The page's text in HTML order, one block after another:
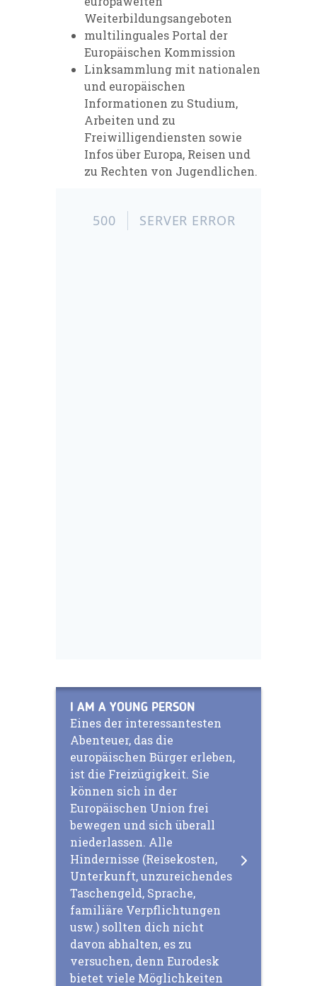
Weiterbildungsangeboten
multilinguales Portal der
Europäischen Kommission
Linksammlung mit nationalen
und europäischen
Informationen zu Studium,
Arbeiten und zu
Freiwilligendiensten sowie
Infos über Europa, Reisen und
zu Rechten von Jugendlichen.
I AM A YOUNG PERSON
Eines der interessantesten
Abenteuer, das die
europäischen Bürger erleben,
ist die Freizügigkeit. Sie
können sich in der
Europäischen Union frei
bewegen und sich überall
niederlassen. Alle
Hindernisse (Reisekosten,
Unterkunft, unzureichendes
Taschengeld, Sprache,
familiäre Verpflichtungen
usw.) sollten dich nicht
davon abhalten, es zu
versuchen, denn Eurodesk
bietet viele Möglichkeiten